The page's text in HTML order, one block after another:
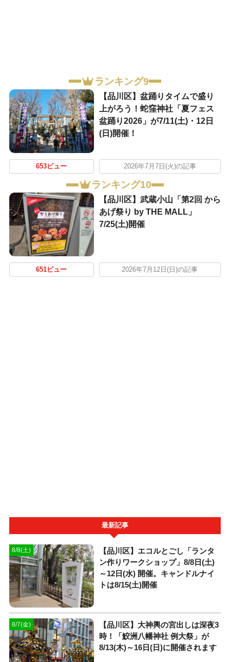
ランキング9
【品川区】盆踊りタイムで盛り
上がろう！蛇窪神社「夏フェス
盆踊り2026」が7/11(土)・12日
(日)開催！
653ビュー 2026年7月7日(火)の記事
ランキング10
【品川区】武蔵小山「第2回 から
あげ祭り by THE MALL」
7/25(土)開催
651ビュー 2026年7月12日(日)の記事
最新記事
8/8(土)
【品川区】エコルとごし「ランタ
ン作りワークショップ」8/8日(土)
～12日(水) 開催。キャンドルナイ
トは8/15(土)開催
8/7(金)
【品川区】大神輿の宮出しは深夜3
時！「鮫洲八幡神社 例大祭」が
8/13(木)～16日(日)に開催されます